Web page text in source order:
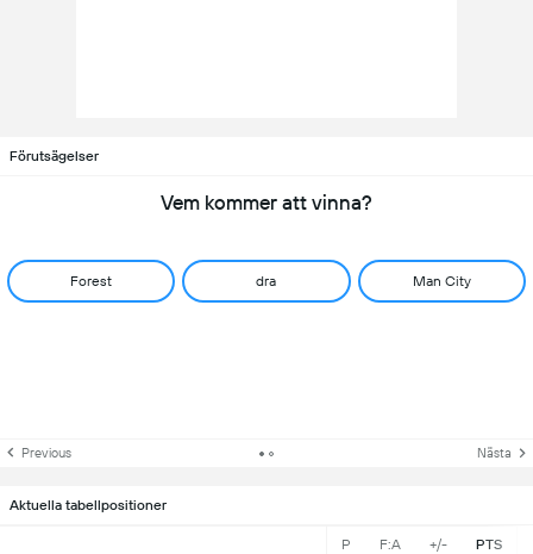
Förutsägelser
Vem kommer att vinna?
Forest dra Man City
Previous Nästa
Aktuella tabellpositioner
P F:A +/- PTS